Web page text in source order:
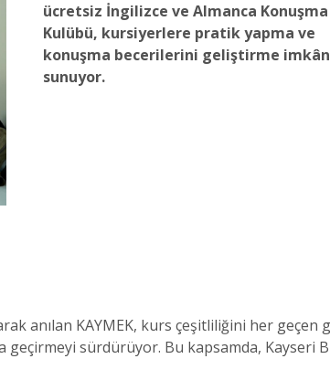
ücretsiz İngilizce ve Almanca Konuşma
Kulübü, kursiyerlere pratik yapma ve
konuşma becerilerini geliştirme
sunuyor.
anılan KAYMEK, kurs çeşitliliğini her geçen
geçirmeyi sürdürüyor. Bu kapsamda, Kayseri